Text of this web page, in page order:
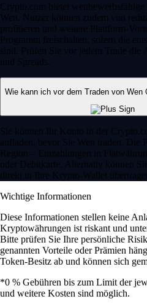
Crypto.com bietet
Wen. Nutzer können zudem von
profitieren und weitere Plattform-
Programm freischalten, sofern die
sind. Prüfen Sie vor jedem Trade die
und Spreads.
Wie kann ich vor dem Traden von Wen
Sie können Ihr Konto in der
aufladen, bevor Sie Wen traden. Die
Region – Einzahlungen in
oder Debitkarte. Alternativ können
direkt in Ihre Krypto-Wallet
Wichtige Informationen
Diese Informationen stellen keine
Kryptowährungen ist riskant und
Bitte prüfen Sie Ihre persönliche
genannten Vorteile oder Prämien
Token-Besitz ab und können sich
*0 % Gebühren bis zum Limit der
und weitere Kosten sind möglich.